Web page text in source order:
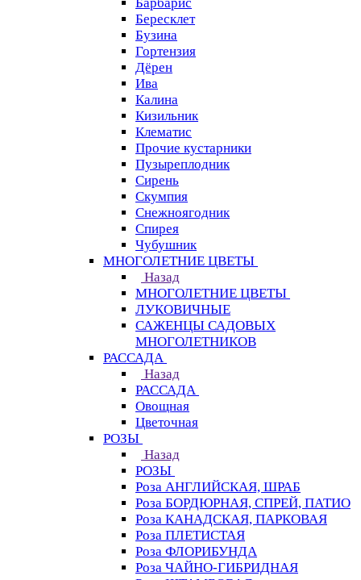
Бересклет
Бузина
Гортензия
Дёрен
Ива
Калина
Кизильник
Клематис
Прочие кустарники
Пузыреплодник
Сирень
Скумпия
Снежноягодник
Спирея
Чубушник
МНОГОЛЕТНИЕ ЦВЕТЫ
Назад
МНОГОЛЕТНИЕ ЦВЕТЫ
ЛУКОВИЧНЫЕ
САЖЕНЦЫ САДОВЫХ
МНОГОЛЕТНИКОВ
РАССАДА
Назад
РАССАДА
Овощная
Цветочная
РОЗЫ
Назад
РОЗЫ
Роза АНГЛИЙСКАЯ, ШРАБ
Роза БОРДЮРНАЯ, СПРЕЙ, ПАТИО
Роза КАНАДСКАЯ, ПАРКОВАЯ
Роза ПЛЕТИСТАЯ
Роза ФЛОРИБУНДА
Роза ЧАЙНО-ГИБРИДНАЯ